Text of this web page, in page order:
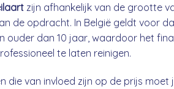
zijn afhankelijk van de grootte
de opdracht. In België geldt voor
ouder dan 10 jaar, waardoor het
te laten reinigen.
die van invloed zijn op de prijs moet